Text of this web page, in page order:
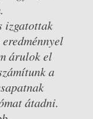
izgatottak
árulok el
a
átadni.